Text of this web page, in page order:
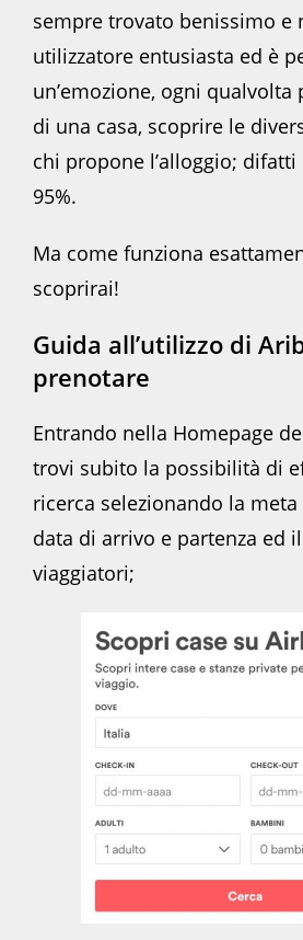
sempre trovato benissimo e
utilizzatore entusiasta ed è
un’emozione, ogni qualvolta
di una casa, scoprire le
chi propone l’alloggio;
95%.
Ma come funziona
scoprirai!
Guida all’utilizzo di
prenotare
Entrando nella Homepage
trovi subito la possibilità di
ricerca selezionando la meta
data di arrivo e partenza ed
viaggiatori;